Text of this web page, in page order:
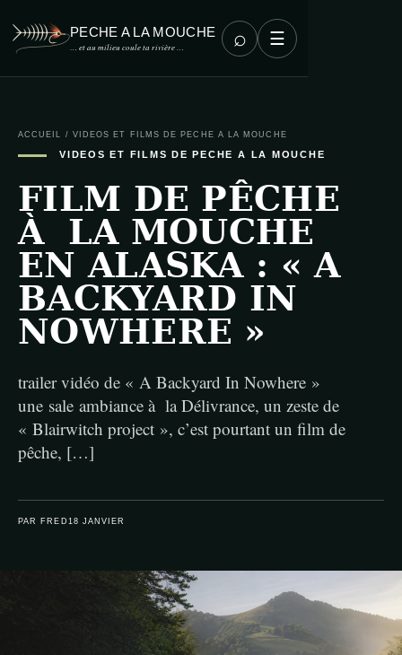
PECHE A LA MOUCHE
… et au milieu coule ta rivière … ⌕ ☰
ACCUEIL / VIDEOS ET FILMS DE PECHE A LA MOUCHE
VIDEOS ET FILMS DE PECHE A LA MOUCHE
FILM DE PÊCHE
À LA MOUCHE
EN ALASKA : « A
BACKYARD IN
NOWHERE »
trailer vidéo de « A Backyard In Nowhere »
une sale ambiance à la Délivrance, un zeste de
« Blairwitch project », c’est pourtant un film de
pêche, […]
PAR FRED 18 JANVIER